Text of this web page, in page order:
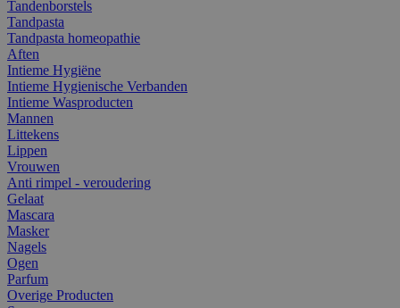
Tandenborstels
Tandpasta
Tandpasta homeopathie
Aften
Intieme Hygiëne
Intieme Hygienische Verbanden
Intieme Wasproducten
Mannen
Littekens
Lippen
Vrouwen
Anti rimpel - veroudering
Gelaat
Mascara
Masker
Nagels
Ogen
Parfum
Overige Producten